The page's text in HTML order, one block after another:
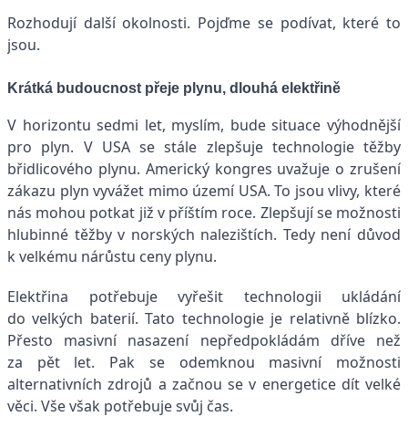
Rozhodují další okolnosti. Pojďme se podívat, které to
jsou.
Krátká budoucnost přeje plynu, dlouhá elektřině
V horizontu sedmi let, myslím, bude situace výhodnější
pro plyn. V USA se stále zlepšuje technologie těžby
břidlicového plynu. Americký kongres uvažuje o zrušení
zákazu plyn vyvážet mimo území USA. To jsou vlivy, které
nás mohou potkat již v příštím roce. Zlepšují se možnosti
hlubinné těžby v norských nalezištích. Tedy není důvod
k velkému nárůstu ceny plynu.
Elektřina potřebuje vyřešit technologii ukládání
do velkých baterií. Tato technologie je relativně blízko.
Přesto masivní nasazení nepředpokládám dříve než
za pět let. Pak se odemknou masivní možnosti
alternativních zdrojů a začnou se v energetice dít velké
věci. Vše však potřebuje svůj čas.